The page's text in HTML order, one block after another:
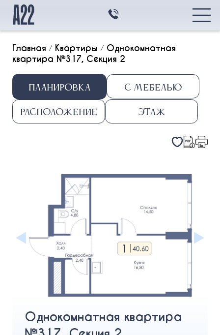
Главная
Квартиры
Транспортная
доступность
Квартиры
3k
Главная / Квартиры / Однокомнатная
квартира №317, Секция 2
Планировка С мебелью
Расположение Этаж
Однокомнатная квартира